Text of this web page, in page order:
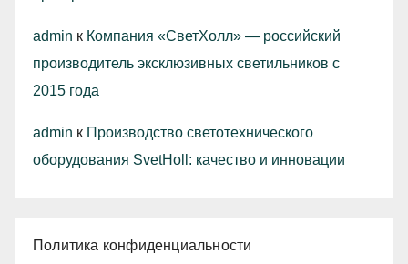
admin к Компания «СветХолл» — российский
производитель эксклюзивных светильников с
2015 года
admin к Производство светотехнического
оборудования SvetHoll: качество и инновации
Политика конфиденциальности